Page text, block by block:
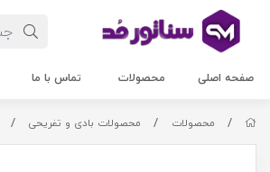
صفحه اصلی محصولات تماس با ما
/ محصولات / محصولات بادی و تفریحی /